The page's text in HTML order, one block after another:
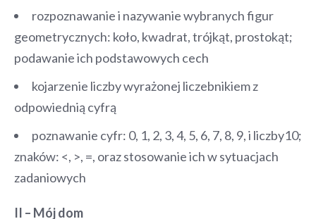
rozpoznawanie i nazywanie wybranych figur
geometrycznych: koło, kwadrat, trójkąt, prostokąt;
podawanie ich podstawowych cech
kojarzenie liczby wyrażonej liczebnikiem z
odpowiednią cyfrą
poznawanie cyfr: 0, 1, 2, 3, 4, 5, 6, 7, 8, 9, i liczby10;
znaków: <, >, =, oraz stosowanie ich w sytuacjach
zadaniowych
II – Mój dom